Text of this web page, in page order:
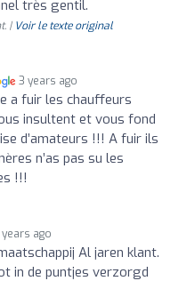
très gentil.
| Voir le texte original
3 years ago
a fuir les chauffeurs
insultent et vous fond
d’amateurs !!! A fuir ils
n’as pas su les
!!!
years ago
Al jaren klant.
in de puntjes verzorgd